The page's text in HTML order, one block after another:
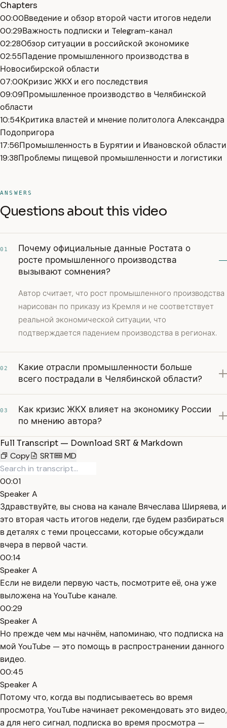
Chapters
00:00Введение и обзор второй части итогов недели
00:29Важность подписки и Telegram-канал
02:28Обзор ситуации в российской экономике
02:55Падение промышленного производства в
Новосибирской области
07:00Кризис ЖКХ и его последствия
09:09Промышленное производство в Челябинской
области
10:54Критика властей и мнение политолога Александра
Подопригора
17:56Промышленность в Бурятии и Ивановской области
19:38Проблемы пищевой промышленности и логистики
ANSWERS
Questions about this video
01
Почему официальные данные Ростата о
росте промышленного производства
вызывают сомнения?
Автор считает, что рост промышленного производства
нарисован по приказу из Кремля и не соответствует
реальной экономической ситуации, что
подтверждается падением производства в регионах.
02
Какие отрасли промышленности больше
всего пострадали в Челябинской области?
03
Как кризис ЖКХ влияет на экономику России
по мнению автора?
Full Transcript — Download SRT & Markdown
Copy
SRT MD
00:01
Speaker A
Здравствуйте, вы снова на канале Вячеслава Ширяева, и
это вторая часть итогов недели, где будем разбираться
в деталях с теми процессами, которые обсуждали
вчера в первой части.
00:14
Speaker A
Если не видели первую часть, посмотрите её, она уже
выложена на YouTube канале.
00:29
Speaker A
Но прежде чем мы начнём, напоминаю, что подписка на
мой YouTube — это помощь в распространении данного
видео.
00:45
Speaker A
Потому что, когда вы подписываетесь во время
просмотра, YouTube начинает рекомендовать это видео,
а для него сигнал, подписка во время просмотра —